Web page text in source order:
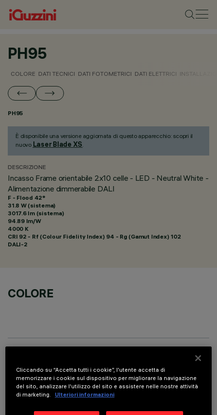
PH95
COLORE DATI TECNICI DATI FOTOMETRICI DATI ELETTRICI
PH95
È disponibile una versione aggiornata di questo apparecchio: scopri il
nuovo Laser Blade XS.
DESCRIZIONE
Incasso Frame orientabile 2x10 celle - LED - Neutral White -
Alimentazione dimmerabile DALI
F - Flood 42°
31.8 W (sistema)
3017.6 lm (sistema)
94.89 lm/W
4000 K
CRI 92 - Rf (Colour Fidelity Index) 94 - Rg (Gamut Index) 102
DALI-2
COLORE
ULTIMO AGGIORNAMENTO: 07/08/2026
Cliccando su “Accetta tutti i cookie”, l'utente accetta di
memorizzare i cookie sul dispositivo per migliorare la navigazione
del sito, analizzare l'utilizzo del sito e assistere nelle nostre attività
di marketing.
Ulteriori informazioni